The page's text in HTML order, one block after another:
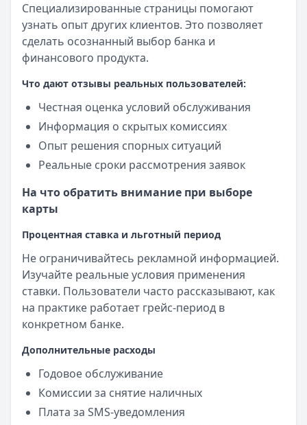
Специализированные страницы помогают
узнать опыт других клиентов. Это позволяет
сделать осознанный выбор банка и
финансового продукта.
Что дают отзывы реальных пользователей:
Честная оценка условий обслуживания
Информация о скрытых комиссиях
Опыт решения спорных ситуаций
Реальные сроки рассмотрения заявок
На что обратить внимание при выборе
карты
Процентная ставка и льготный период
Не ограничивайтесь рекламной информацией.
Изучайте реальные условия применения
ставки. Пользователи часто рассказывают, как
на практике работает грейс-период в
конкретном банке.
Дополнительные расходы
Годовое обслуживание
Комиссии за снятие наличных
Плата за SMS-уведомления